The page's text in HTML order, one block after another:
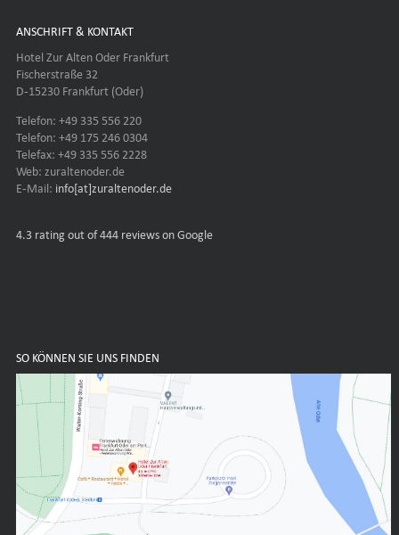
ANSCHRIFT & KONTAKT
Hotel Zur Alten Oder Frankfurt
Fischerstraße 32
D-15230 Frankfurt (Oder)
Telefon: +49 335 556 220
Telefon: +49 175 246 0304
Telefax: +49 335 556 2228
Web: zuraltenoder.de
E-Mail: info[at]zuraltenoder.de
4.3 rating out of 444 reviews on Google
SO KÖNNEN SIE UNS FINDEN